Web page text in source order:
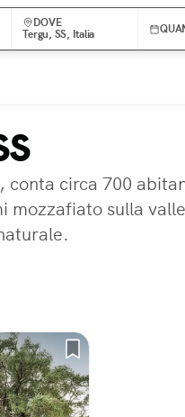
DOVE
Tergu, SS, Italia
conta circa 700
mozzafiato sulla